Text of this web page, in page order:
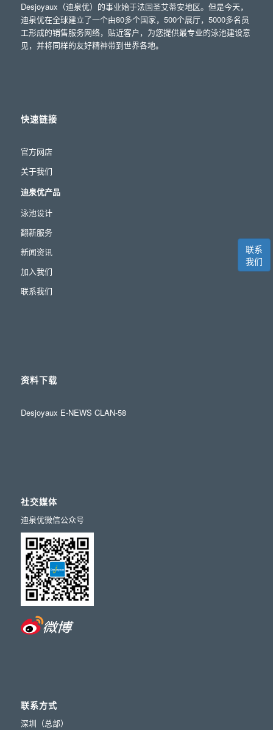
联系
我们
Desjoyaux（迪泉优）的事业始于法国圣艾蒂安地区。但是今天，
迪泉优在全球建立了一个由80多个国家，500个展厅，5000多名员
工形成的销售服务网络，贴近客户，为您提供最专业的泳池建设意
见，并将同样的友好精神带到世界各地。
快速链接
官方网店
关于我们
迪泉优产品
泳池设计
翻新服务
新闻资讯
加入我们
联系我们
资料下载
Desjoyaux E-NEWS CLAN-58
社交媒体
迪泉优微信公众号
联系方式
深圳（总部）